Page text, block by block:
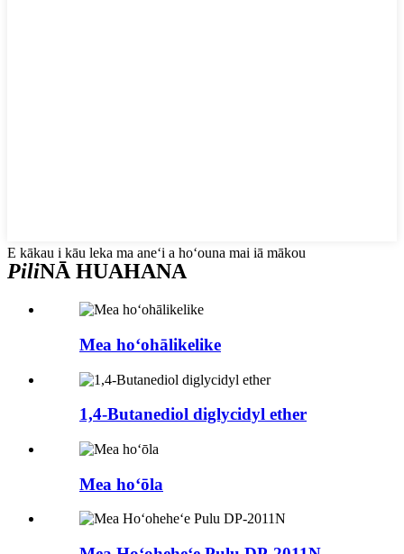
E kākau i kāu leka ma aneʻi a hoʻouna mai iā mākou
PiliNĀ HUAHANA
Mea hoʻohālikelike
1,4-Butanediol diglycidyl ether
Mea hoʻōla